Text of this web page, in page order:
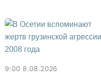
9:00 8.08.2026